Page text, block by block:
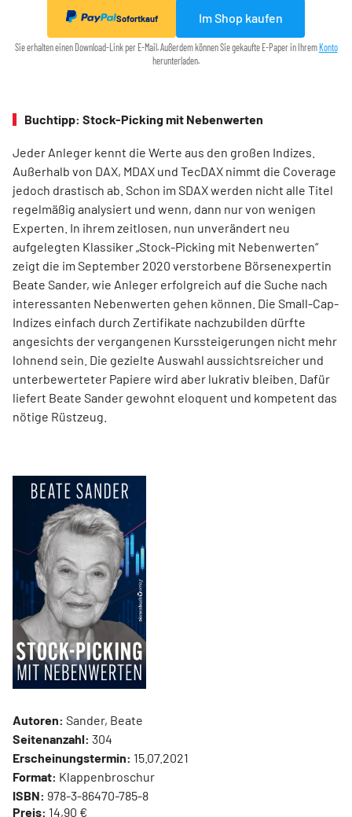
Sofortkauf Im Shop kaufen
Sie erhalten einen Download-Link per E-Mail. Außerdem können Sie gekaufte E-Paper in Ihrem Konto
herunterladen.
Buchtipp: Stock-Picking mit Nebenwerten
Jeder Anleger kennt die Werte aus den großen Indizes.
Außerhalb von DAX, MDAX und TecDAX nimmt die Coverage
jedoch drastisch ab. Schon im SDAX werden nicht alle Titel
regel­mäßig analysiert und wenn, dann nur von wenigen
Experten. In ihrem zeitlosen, nun unverändert neu
aufgelegten Klassiker „Stock-Picking mit Nebenwerten“
zeigt die im September 2020 verstorbene Börsenexpertin
Beate Sander, wie Anleger erfolgreich auf die Suche nach
interessanten Nebenwerten gehen können. Die Small-Cap-
Indizes einfach durch Zertifikate nachzubilden dürfte
angesichts der vergangenen Kurssteiger­ungen nicht mehr
lohnend sein. Die gezielte Auswahl aussichtsreicher und
unterbewerteter Papiere wird aber lukrativ bleiben. Dafür
liefert Beate Sander gewohnt eloquent und kompetent das
nötige Rüstzeug.
Autoren: Sander, Beate
Seitenanzahl: 304
Erscheinungstermin: 15.07.2021
Format: Klappenbroschur
ISBN: 978-3-86470-785-8
Preis: 14,90 €